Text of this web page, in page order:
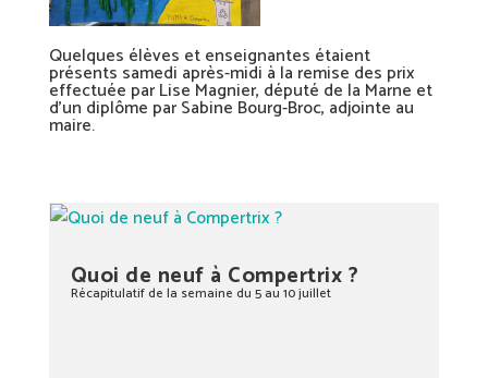
Quelques élèves et enseignantes étaient
présents samedi après-midi à la remise des prix
effectuée par Lise Magnier, député de la Marne et
d’un diplôme par Sabine Bourg-Broc, adjointe au
maire.
Quoi de neuf à Compertrix ?
Récapitulatif de la semaine du 5 au 10 juillet